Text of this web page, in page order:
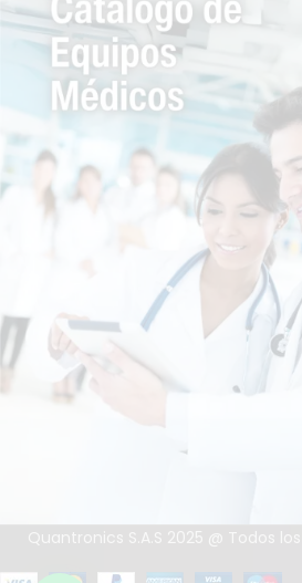
Quantronics S.A.S 2025 @ Todos